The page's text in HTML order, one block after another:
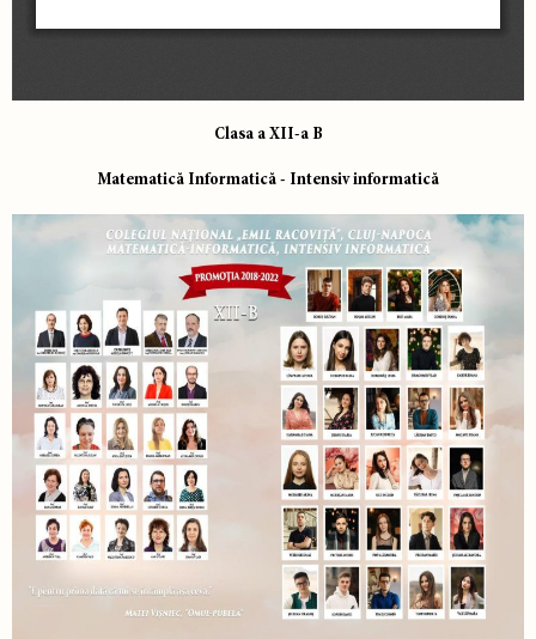
Clasa a XII-a B
Matematică Informatică - Intensiv informatică